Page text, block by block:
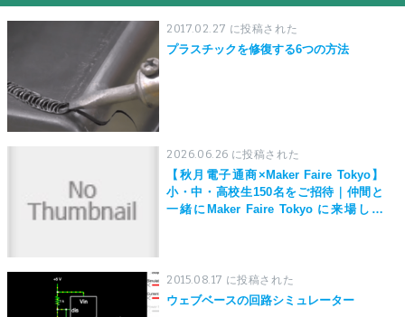
2017.02.27 に投稿された
プラスチックを修復する6つの方法
2026.06.26 に投稿された
【秋月電子通商×Maker Faire Tokyo】
小・中・高校生150名をご招待｜仲間と
一緒にMaker Faire Tokyo に来場しよ
2015.08.17 に投稿された
ウェブベースの回路シミュレーター